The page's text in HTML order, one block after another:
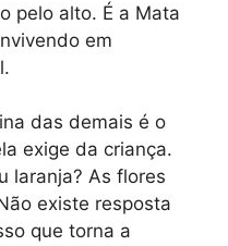
pelo alto. É a Mata
em
das demais é o
exige da criança.
laranja? As flores
existe resposta
que torna a